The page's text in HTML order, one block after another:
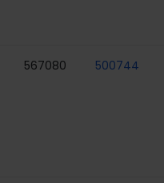
567080 500744